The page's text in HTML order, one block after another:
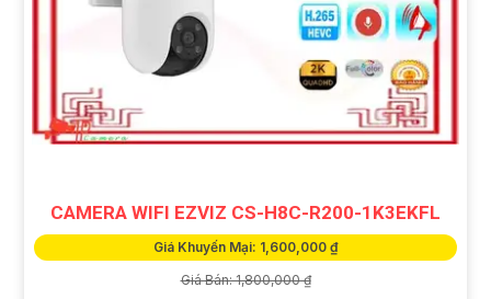
CAMERA WIFI EZVIZ CS-H8C-R200-1K3EKFL
Giá Khuyến Mại: 1,600,000 ₫
Giá Bán: 1,800,000 ₫